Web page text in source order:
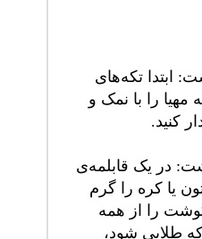
ابتدا تکه‌های
را با نمک و
کنید.
در یک قابلمه‌ی
یا کره را گرم
را از همه
طلایی شود،